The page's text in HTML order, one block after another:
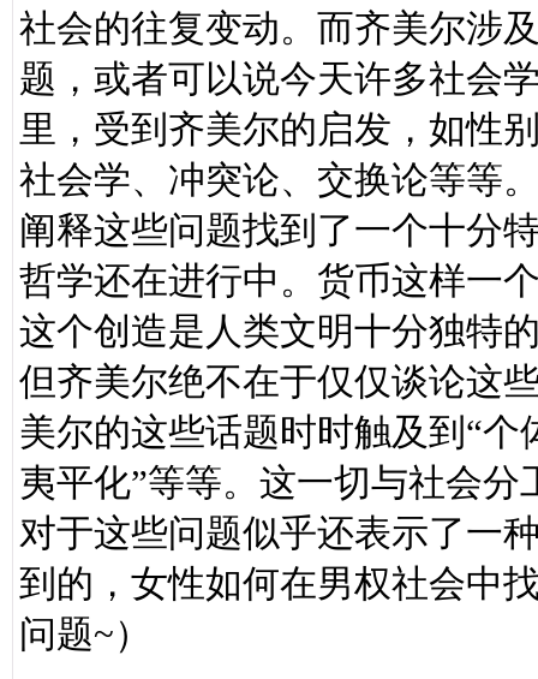
社会的往复变动。而齐美尔涉
题，或者可以说今天许多社会
里，受到齐美尔的启发，如性
社会学、冲突论、交换论等等
阐释这些问题找到了一个十分
哲学还在进行中。货币这样一
这个创造是人类文明十分独特
但齐美尔绝不在于仅仅谈论这
美尔的这些话题时时触及到“个
夷平化”等等。这一切与社会
对于这些问题似乎还表示了一
到的，女性如何在男权社会中
问题~）